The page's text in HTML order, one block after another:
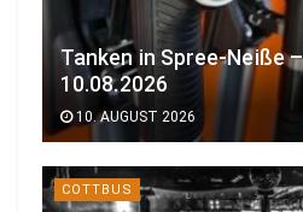
Tanken in Spree-Neiße
10.08.2026
10. AUGUST 2026
COTTBUS